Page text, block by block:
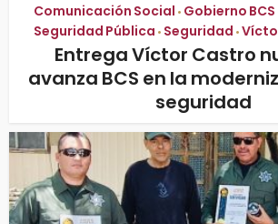
Comunicación Social • Gobierno BCS
Seguridad Pública • Seguridad •
Entrega Víctor Castro
avanza BCS en la
seguridad